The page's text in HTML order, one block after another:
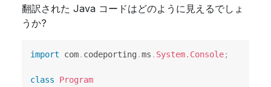
翻訳された Java コードはどのように見えるでしょ
うか?
import com. codeporting .ms . System. Console;
class
Program